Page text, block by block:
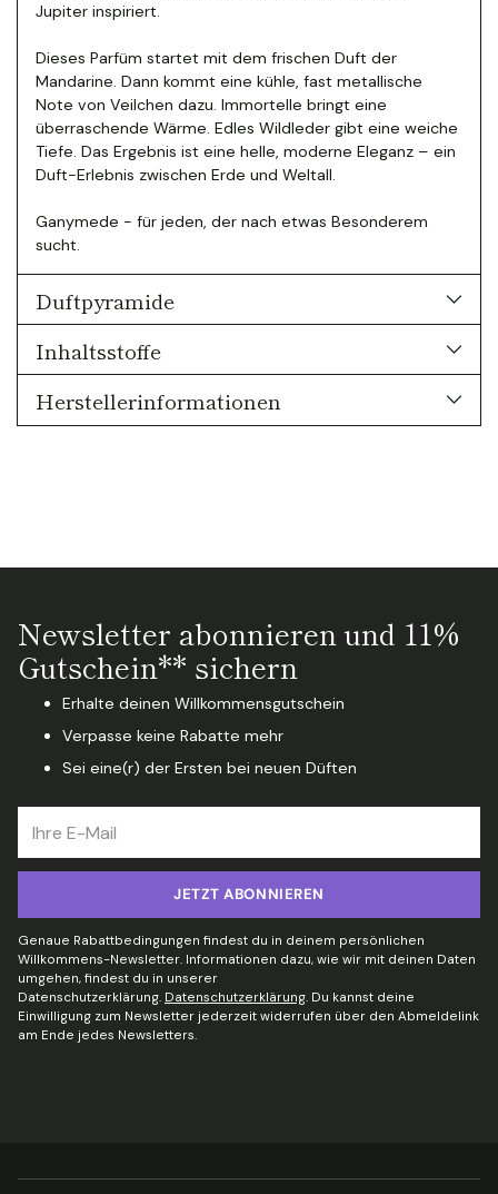
Jupiter inspiriert.
Dieses Parfüm startet mit dem frischen Duft der
Mandarine. Dann kommt eine kühle, fast metallische
Note von Veilchen dazu. Immortelle bringt eine
überraschende Wärme. Edles Wildleder gibt eine weiche
Tiefe. Das Ergebnis ist eine helle, moderne Eleganz – ein
Duft-Erlebnis zwischen Erde und Weltall.
Ganymede - für jeden, der nach etwas Besonderem
sucht.
Duftpyramide
Inhaltsstoffe
Herstellerinformationen
Newsletter abonnieren und 11%
Gutschein** sichern
Erhalte deinen Willkommensgutschein
Verpasse keine Rabatte mehr
Sei eine(r) der Ersten bei neuen Düften
E-
Mail
JETZT ABONNIEREN
Genaue Rabattbedingungen findest du in deinem persönlichen
Willkommens-Newsletter. Informationen dazu, wie wir mit deinen Daten
umgehen, findest du in unserer
Datenschutzerklärung. Datenschutzerklärung. Du kannst deine
Einwilligung zum Newsletter jederzeit widerrufen über den Abmeldelink
am Ende jedes Newsletters.